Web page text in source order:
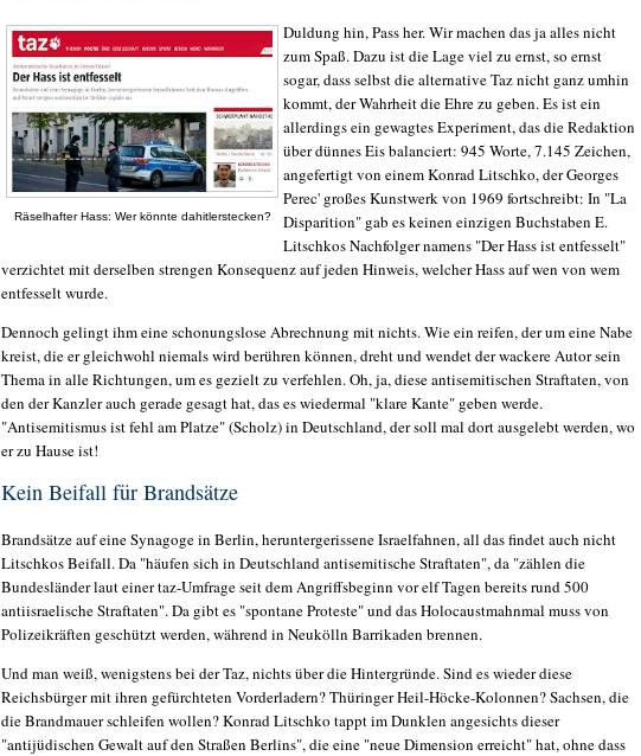
Räselhafter Hass: Wer könnte dahitlerstecken?
Duldung hin, Pass her. Wir machen das ja alles nicht
zum Spaß. Dazu ist die Lage viel zu ernst, so ernst
sogar, dass selbst die alternative Taz nicht ganz umhin
kommt, der Wahrheit die Ehre zu geben. Es ist ein
allerdings ein gewagtes Experiment, das die Redaktion
über dünnes Eis balanciert: 945 Worte, 7.145 Zeichen,
angefertigt von einem Konrad Litschko, derGeorges
Perec' großes Kunstwerk von 1969 fortschreibt: In "La
Disparition" gab es keinen einzigen Buchstaben E.
Litschkos Nachfolger namens "Der Hass ist entfesselt"
verzichtet mit derselben strengen Konsequenz auf jeden Hinweis, welcher Hass auf wen von wem
entfesselt wurde.
Dennoch gelingt ihm eine schonungslose Abrechnung mit nichts. Wie ein reifen, der um eine Nabe
kreist, die er gleichwohl niemals wird berühren können, dreht und wendet der wackere Autor sein
Thema in alle Richtungen, um es gezielt zu verfehlen. Oh, ja, diese antisemitischen Straftaten, von
den der Kanzler auch gerade gesagt hat, das es wiedermal "klare Kante" geben werde.
"Antisemitismus ist fehl am Platze" (Scholz) in Deutschland, der soll mal dort ausgelebt werden, wo
er zu Hause ist!
Kein Beifall für Brandsätze
Brandsätze auf eine Synagoge in Berlin, heruntergerissene Israelfahnen, all das findet auch nicht
Litschkos Beifall. Da "häufen sich in Deutschland antisemitische Straftaten", da "zählen die
Bundesländer laut einer taz-Umfrage seit dem Angriffsbeginn vor elf Tagen bereits rund 500
antiisraelische Straftaten". Da gibt es "spontane Proteste" und das Holocaustmahnmal muss von
Polizeikräften geschützt werden, während in Neukölln Barrikaden brennen.
Und man weiß, wenigstens bei der Taz, nichts über die Hintergründe. Sind es wieder diese
Reichsbürger mit ihren gefürchteten Vorderladern? Thüringer Heil-Höcke-Kolonnen? Sachsen, die
die Brandmauer schleifen wollen? Konrad Litschko tappt im Dunklen angesichts dieser
"antijüdischen Gewalt auf den Straßen Berlins", die eine "neue Dimension erreicht" hat, ohne dass